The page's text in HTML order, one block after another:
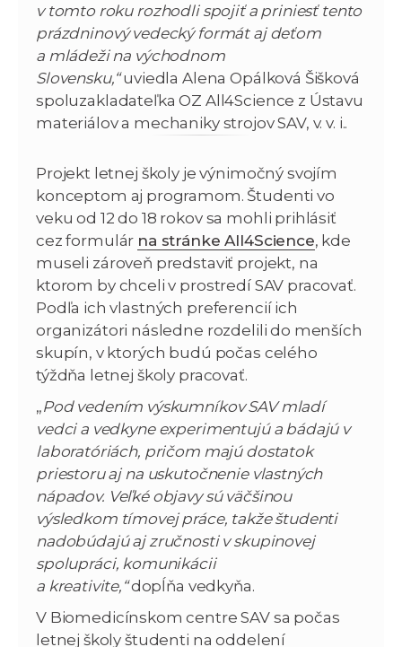
v tomto roku rozhodli spojiť a priniesť tento
prázdninový vedecký formát aj deťom
a mládeži na východnom
Slovensku,“uviedla Alena Opálková Šišková
spoluzakladateľka OZ All4Science z Ústavu
materiálov a mechaniky strojov SAV, v. v. i..
Projekt letnej školy je výnimočný svojím
konceptom aj programom. Študenti vo
veku od 12 do 18 rokov sa mohli prihlásiť
cez formulár na stránke All4Science, kde
museli zároveň predstaviť projekt, na
ktorom by chceli v prostredí SAV pracovať.
Podľa ich vlastných preferencií ich
organizátori následne rozdelili do menších
skupín, v ktorých budú počas celého
týždňa letnej školy pracovať.
„Pod vedením výskumníkov SAV mladí
vedci a vedkyne experimentujú a bádajú v
laboratóriách, pričom majú dostatok
priestoru aj na uskutočnenie vlastných
nápadov. Veľké objavy sú väčšinou
výsledkom tímovej práce, takže študenti
nadobúdajú aj zručnosti v skupinovej
spolupráci, komunikácii
a kreativite,“dopĺňa vedkyňa.
V Biomedicínskom centre SAV sa počas
letnej školy študenti na oddelení